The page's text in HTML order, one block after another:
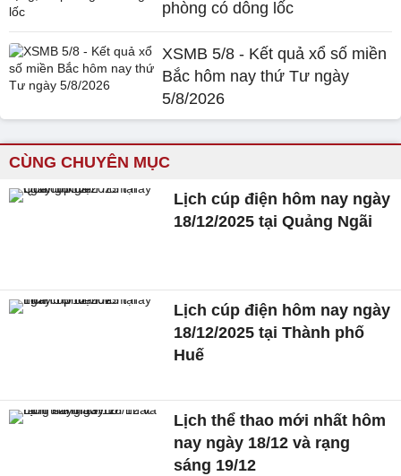
phòng có dông lốc
XSMB 5/8 - Kết quả xổ số miền
Bắc hôm nay thứ Tư ngày
5/8/2026
CÙNG CHUYÊN MỤC
Lịch cúp điện hôm nay ngày
18/12/2025 tại Quảng Ngãi
Lịch cúp điện hôm nay ngày
18/12/2025 tại Thành phố
Huế
Lịch thể thao mới nhất hôm
nay ngày 18/12 và rạng
sáng 19/12